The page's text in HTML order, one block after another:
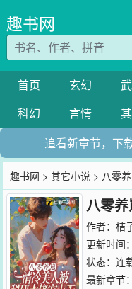
趣书网
首页 玄幻
科幻
言情
追看新章节，下
趣书网 >其它小说 > 八零
八零
上天！
作者： 桔
更新时间
状态：连
最新章节：